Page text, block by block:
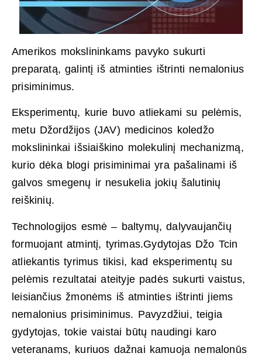
Amerikos mokslininkams pavyko sukurti
preparatą, galintį iš atminties ištrinti nemalonius
prisiminimus.
Eksperimentų, kurie buvo atliekami su pelėmis,
metu Džordžijos (JAV) medicinos koledžo
mokslininkai išsiaiškino molekulinį mechanizmą,
kurio dėka blogi prisiminimai yra pašalinami iš
galvos smegenų ir nesukelia jokių šalutinių
reiškinių.
Technologijos esmė – baltymų, dalyvaujančių
formuojant atmintį, tyrimas.Gydytojas Džo Tcin
atliekantis tyrimus tikisi, kad eksperimentų su
pelėmis rezultatai ateityje padės sukurti vaistus,
leisiančius žmonėms iš atminties ištrinti jiems
nemalonius prisiminimus. Pavyzdžiui, teigia
gydytojas, tokie vaistai būtų naudingi karo
veteranams, kuriuos dažnai kamuoja nemalonūs